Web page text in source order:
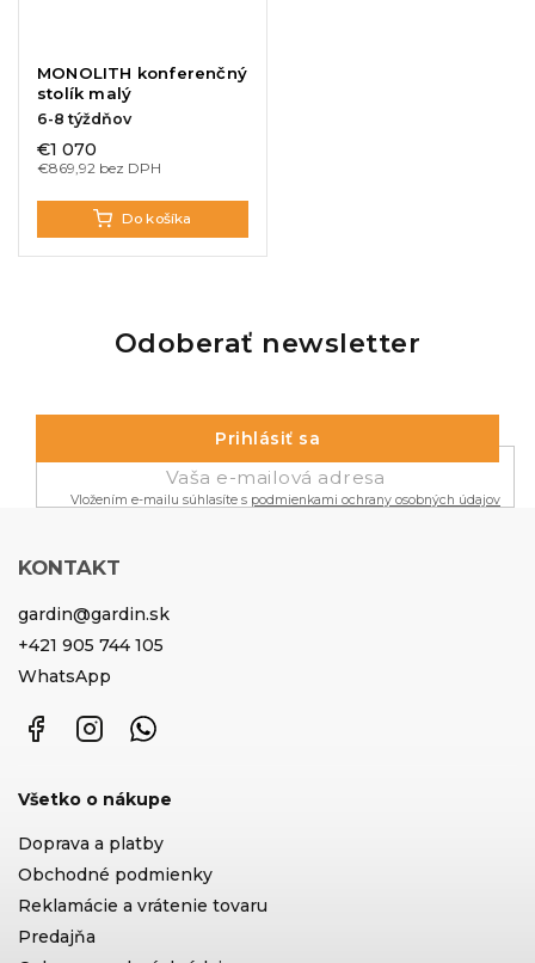
MONOLITH konferenčný
stolík malý
6-8 týždňov
€869,92 bez DPH
€1 070
Do košíka
Odoberať newsletter
Vložením e-mailu súhlasíte s podmienkami ochrany osobných údajov
Prihlásiť sa
KONTAKT
gardin@gardin.sk
+421 905 744 105
WhatsApp
FacebookInstagram
Všetko o nákupe
Doprava a platby
Obchodné podmienky
Reklamácie a vrátenie tovaru
Predajňa